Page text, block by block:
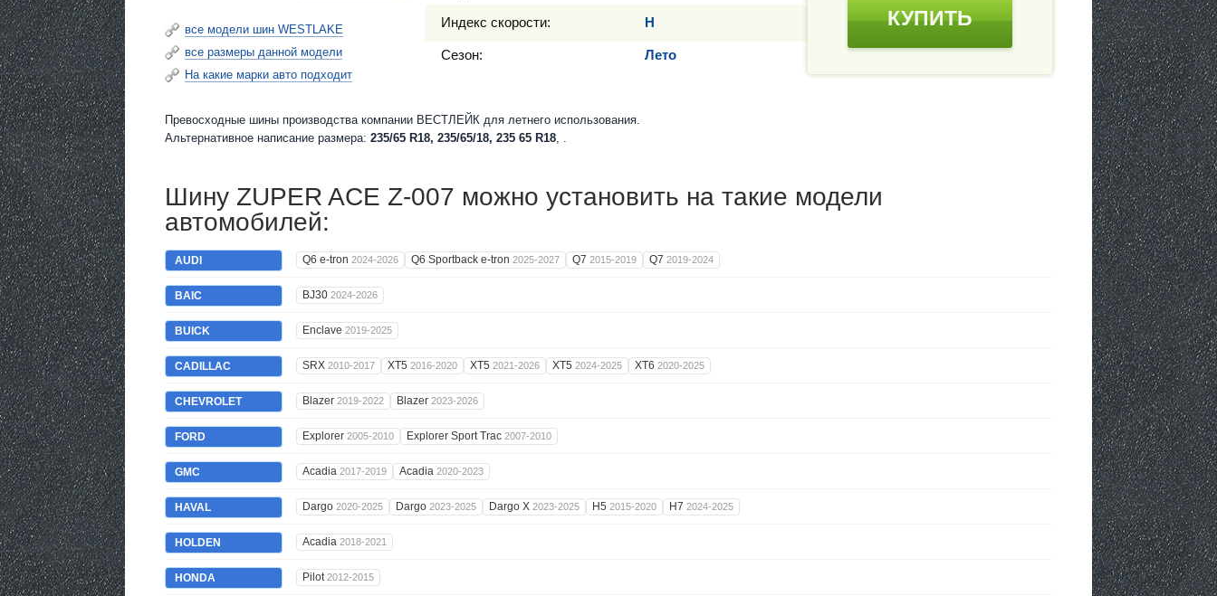
все модели шин WESTLAKE
все размеры данной модели
На какие марки авто подходит
Индекс скорости: H
Сезон: Лето
КУПИТЬ
Превосходные шины производства компании ВЕСТЛЕЙК для летнего использования.
Альтернативное написание размера: 235/65 R18, 235/65/18, 235 65 R18, .
Шину ZUPER ACE Z-007 можно установить на такие модели
автомобилей:
AUDI Q6 e-tron 2024-2026 Q6 Sportback e-tron 2025-2027 Q7 2015-2019 Q7 2019-2024
BAIC BJ30 2024-2026
BUICK Enclave 2019-2025
CADILLAC SRX 2010-2017 XT5 2016-2020 XT5 2021-2026 XT5 2024-2025 XT6 2020-2025
CHEVROLET Blazer 2019-2022 Blazer 2023-2026
FORD Explorer 2005-2010 Explorer Sport Trac 2007-2010
GMC Acadia 2017-2019 Acadia 2020-2023
HAVAL Dargo 2020-2025 Dargo 2023-2025 Dargo X 2023-2025 H5 2015-2020 H7 2024-2025
HOLDEN Acadia 2018-2021
HONDA Pilot2012-2015